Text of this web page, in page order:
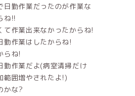
日勤作業だったのが作業な
ね!!
て作業出来なかったからね!
勤作業はしたからね!
らね!
勤作業だよ(病室清掃だけ
範囲増やされたよ!)
かな?